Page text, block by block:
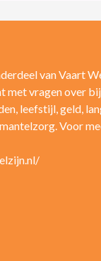
van Vaart
met vragen over
leefstijl, geld,
Voor